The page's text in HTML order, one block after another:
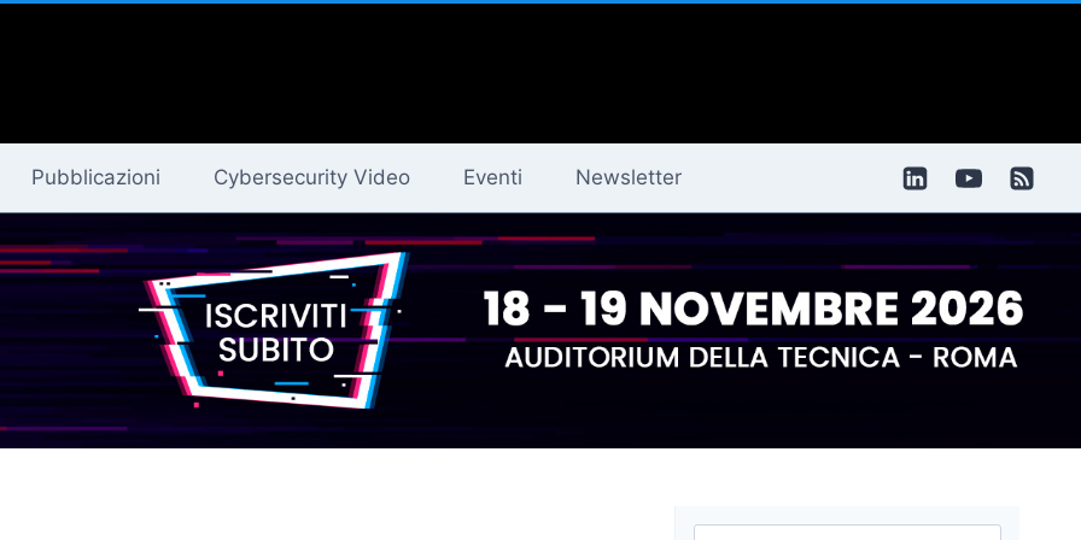
Pubblicazioni Cybersecurity Video Eventi Newsletter